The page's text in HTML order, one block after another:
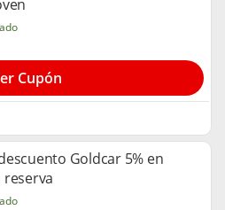
Cupón
Goldcar 5% en